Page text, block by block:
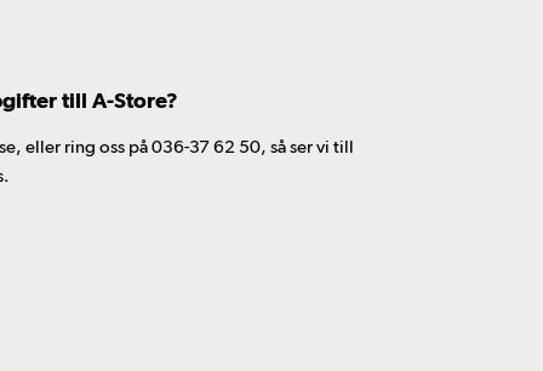
till A-Store?
eller ring oss på 036-37 62 50, så ser vi till